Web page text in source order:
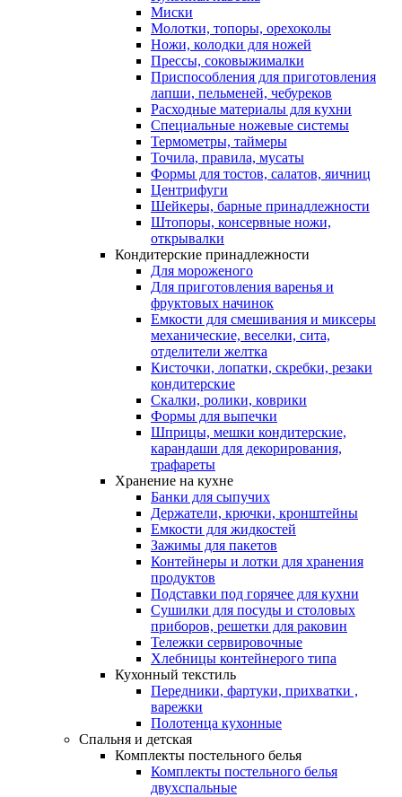
Миски
Молотки, топоры, орехоколы
Ножи, колодки для ножей
Прессы, соковыжималки
Приспособления для приготовления
лапши, пельменей, чебуреков
Расходные материалы для кухни
Специальные ножевые системы
Термометры, таймеры
Точила, правила, мусаты
Формы для тостов, салатов, яичниц
Центрифуги
Шейкеры, барные принадлежности
Штопоры, консервные ножи,
открывалки
Кондитерские принадлежности
Для мороженого
Для приготовления варенья и
фруктовых начинок
Емкости для смешивания и миксеры
механические, веселки, сита,
отделители желтка
Кисточки, лопатки, скребки, резаки
кондитерские
Скалки, ролики, коврики
Формы для выпечки
Шприцы, мешки кондитерские,
карандаши для декорирования,
трафареты
Хранение на кухне
Банки для сыпучих
Держатели, крючки, кронштейны
Емкости для жидкостей
Зажимы для пакетов
Контейнеры и лотки для хранения
продуктов
Подставки под горячее для кухни
Сушилки для посуды и столовых
приборов, решетки для раковин
Тележки сервировочные
Хлебницы контейнерого типа
Кухонный текстиль
Передники, фартуки, прихватки ,
варежки
Полотенца кухонные
Спальня и детская
Комплекты постельного белья
Комплекты постельного белья
двухспальные